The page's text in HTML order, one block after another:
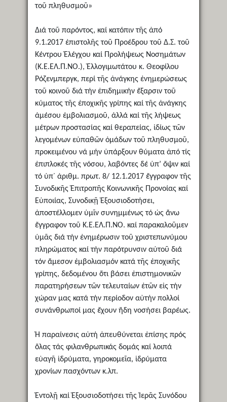
τοῦ πληθυσμοῦ»
Διά τοῦ παρόντος, καί κατόπιν τῆς ἀπό
9.1.2017 ἐπιστολῆς τοῦ Προέδρου τοῦ Δ.Σ. τοῦ
Κέντρου Ἐλέγχου καί Προλήψεως Νοσημάτων
(Κ.Ε.ΕΛ.Π.ΝΟ.), Ἐλλογιμωτάτου κ. Θεοφίλου
Ρόζενμπεργκ, περί τῆς ἀνάγκης ἐνημερώσεως
τοῦ κοινοῦ διά τήν ἐπιδημικήν ἔξαρσιν τοῦ
κύματος τῆς ἐποχικῆς γρίπης καί τῆς ἀνάγκης
ἀμέσου ἐμβολιασμοῦ, ἀλλά καί τῆς λήψεως
μέτρων προστασίας καί θεραπείας, ἰδίως τῶν
λεγομένων εὐπαθῶν ὁμάδων τοῦ πληθυσμοῦ,
προκειμένου νά μήν ὑπάρξουν θύματα ἀπό τίς
ἐπιπλοκές τῆς νόσου, λαβόντες δέ ὑπ’ ὄψιν καί
τό ὑπ᾽ ἀριθμ. πρωτ. 8/ 12.1.2017 ἔγγραφον τῆς
Συνοδικῆς Ἐπιτροπῆς Κοινωνικῆς Προνοίας καί
Εὐποιίας, Συνοδικῇ Ἐξουσιοδοτήσει,
ἀποστέλλομεν ὑμῖν συνημμένως τό ὡς ἄνω
ἔγγραφον τοῦ Κ.Ε.ΕΛ.Π.ΝΟ. καί παρακαλοῦμεν
ὑμᾶς διά τήν ἐνημέρωσιν τοῦ χριστεπωνύμου
πληρώματος καί τήν παρότρυνσιν αὐτοῦ διά
τόν ἄμεσον ἐμβολιασμόν κατά τῆς ἐποχικῆς
γρίπης, δεδομένου ὅτι βάσει ἐπιστημονικῶν
παρατηρήσεων τῶν τελευταίων ἐτῶν εἰς τήν
χώραν μας κατά τήν περίοδον αὐτήν πολλοί
συνάνθρωποί μας ἔχουν ἤδη νοσήσει βαρέως.
Ἡ παραίνεσις αὐτή ἀπευθύνεται ἐπίσης πρός
ὅλας τάς φιλανθρωπικάς δομάς καί λοιπά
εὐαγῆ ἱδρύματα, γηροκομεῖα, ἱδρύματα
χρονίων πασχόντων κ.λπ.
Ἐντολῇ καί Ἐξουσιοδοτήσει τῆς Ἱερᾶς Συνόδου